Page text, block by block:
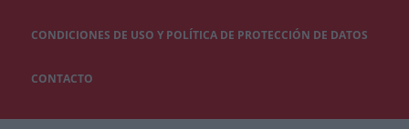
CONDICIONES DE USO Y POLÍTICA DE PROTECCIÓN DE DATOS
CONTACTO